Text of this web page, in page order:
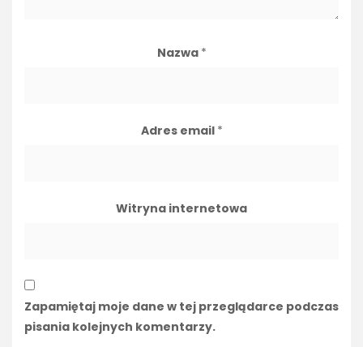
Nazwa *
Adres email *
Witryna internetowa
Zapamiętaj moje dane w tej przeglądarce podczas
pisania kolejnych komentarzy.